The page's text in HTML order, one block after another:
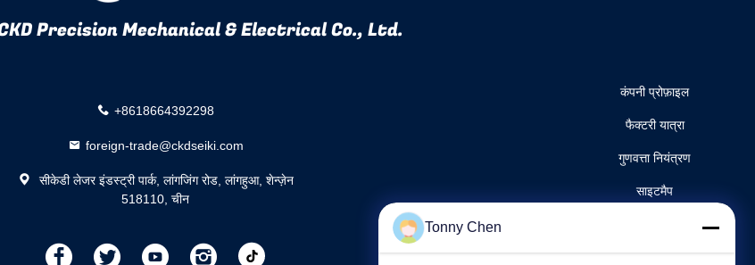
Precision Mechanical & Electrical Co., Ltd.
+8618664392298
foreign-trade@ckdseiki.com
सीकेडी लेजर इंडस्ट्री पार्क, लांगजिंग रोड, लांगहुआ, शेन्ज़ेन
518110, चीन
कंपनी प्रोफ़ाइल
फैक्टरी यात्रा
गुणवत्ता नियंत्रण
साइटमैप
हमसे संपर्क करें
Tonny Chen